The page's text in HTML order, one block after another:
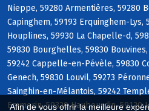
Afin de vous offrir la meilleure
Nieppe, 59280 Armentières, 59280
Capinghem, 59193 Erquinghem-Lys,
Houplines, 59930 La Chapelle-d,
59830 Bourghelles, 59830
59242 Cappelle-en-Pévèle, 59830
Genech, 59830 Louvil, 59273
Sainghin-en-Mélantois, 59242
Emmerin, 59320 Haubourdin, 59120